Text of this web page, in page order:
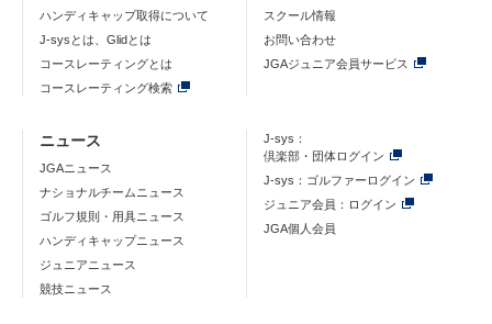
ハンディキャップ取得について
J-sysとは、Glidとは
コースレーティングとは
コースレーティング検索
スクール情報
お問い合わせ
JGAジュニア会員サービス
ニュース
JGAニュース
ナショナルチームニュース
ゴルフ規則・用具ニュース
ハンディキャップニュース
ジュニアニュース
競技ニュース
J-sys：
倶楽部・団体ログイン
J-sys：ゴルファーログイン
ジュニア会員：ログイン
JGA個人会員